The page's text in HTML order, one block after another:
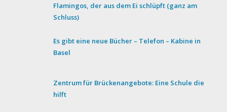
Flamingos, der aus dem Ei schlüpft (ganz am
Schluss)
Es gibt eine neue Bücher – Telefon – Kabine in
Basel
Zentrum für Brückenangebote: Eine Schule die
hilft